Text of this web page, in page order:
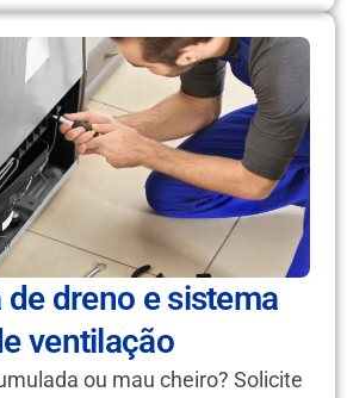
de dreno e sistema
ventilação
ou mau cheiro? Solicite